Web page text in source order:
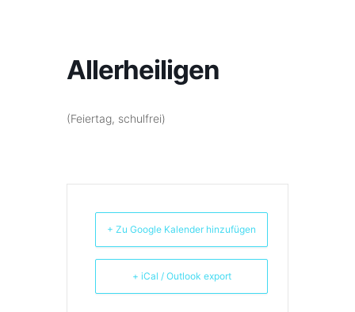
Allerheiligen
(Feiertag, schulfrei)
+ Zu Google Kalender hinzufügen
+ iCal / Outlook export